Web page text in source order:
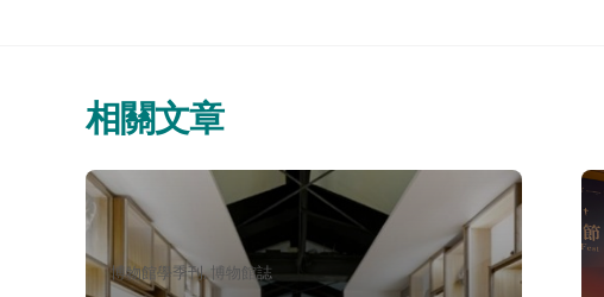
相關文章
分
類：
博物館學季刊 博物館誌